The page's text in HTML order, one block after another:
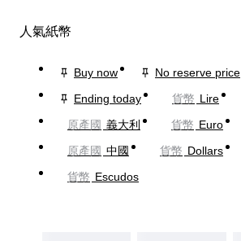
人氣紙幣
Buy now
No reserve price
Ending today
貨幣 Lire
原產國 義大利 貨幣 Euro
原產國 中國 貨幣 Dollars
貨幣 Escudos